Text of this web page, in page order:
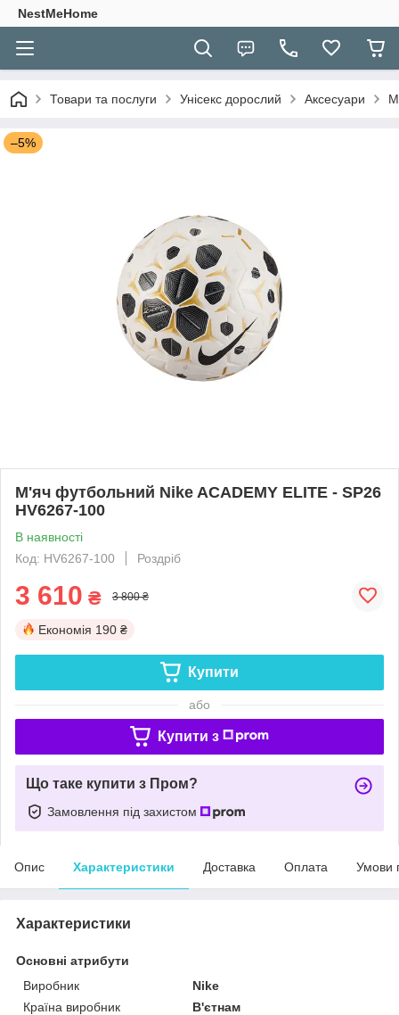
NestMeHome
Товари та послуги Унісекс дорослий Аксесуари
–5%
М'яч футбольний Nike ACADEMY ELITE - SP26
HV6267-100
В наявності
Код: HV6267-100
Роздріб
3 610 ₴ 3 800 ₴
Економія 190 ₴
Купити
або
Купити з
Що таке купити з Пром?
Замовлення під захистом
Опис Характеристики Доставка Оплата Умови
Характеристики
Основні атрибути
Виробник
Nike
Країна виробник
В'єтнам